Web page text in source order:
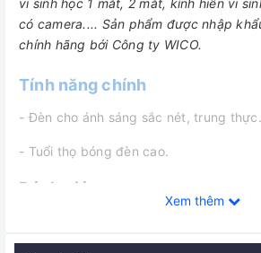
vi sinh học 1 mắt, 2 mắt, kính hiển vi
có camera.... Sản phẩm được nhập
chính hãng bới Công ty WICO.
Tính năng chính
- Đèn cho ánh sáng sắc nét, trung thực.
- Tuổi thọ bóng đèn cao.
Đánh giá
Xem thêm